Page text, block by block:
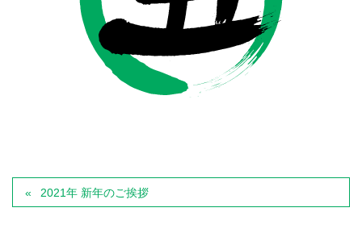
2021年 新年のご挨拶